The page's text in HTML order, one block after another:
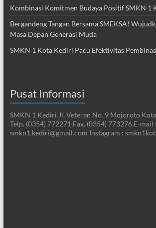
Kombinasi Komitmen Budaya Positif SMKN 1
Bergandeng Tangan Bersama SMEKSA!
Masa Depan Generasi Muda
SMKN 1 Kota Kediri Pacu Efektivitas
Pusat Informasi
SMKN 1 Kediri Jl. Veteran No. 9 Mojoroto
Telp. (0354) 772271 Fax. (0354) 773276 E-mail :
smkn1.kediri@gmail.com Instagram :